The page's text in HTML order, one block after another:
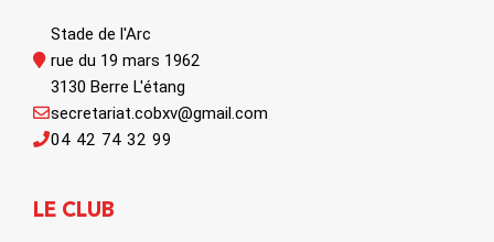
Stade de l'Arc
rue du 19 mars 1962
3130 Berre L'étang
04 42 74 32 99
secretariat.cobxv@gmail.com
LE CLUB